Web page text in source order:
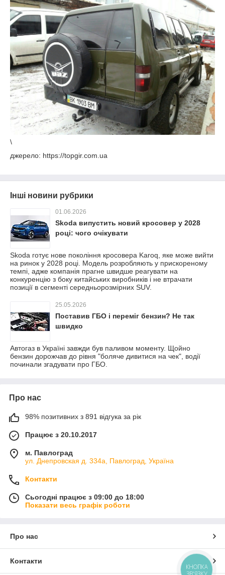
\
джерело: https://topgir.com.ua
Інші новини рубрики
01.06.2026
Skoda випустить новий кросовер у 2028
році: чого очікувати
Skoda готує нове покоління кросовера Karoq, яке може вийти
на ринок у 2028 році. Модель розробляють у прискореному
темпі, адже компанія прагне швидше реагувати на
конкуренцію з боку китайських виробників і не втрачати
позиції в сегменті середньорозмірних SUV.
25.05.2026
Поставив ГБО і переміг бензин? Не так
швидко
Автогаз в Україні завжди був паливом моменту. Щойно
бензин дорожчав до рівня "боляче дивитися на чек", водії
починали згадувати про ГБО.
Про нас
98% позитивних з 891 відгука за рік
Працює з 20.10.2017
м. Павлоград
ул. Днепровская д. 334а, Павлоград, Україна
Контакти
Сьогодні працює з 09:00 до 18:00
Показати весь графік роботи
Про нас
Контакти
КНОПКА